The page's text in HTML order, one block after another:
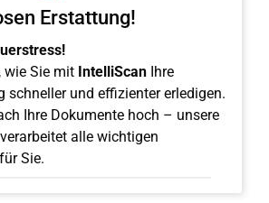
Erstattung!
wie Sie mit IntelliScan Ihre
schneller und effizienter erledigen.
Ihre Dokumente hoch – unsere
alle wichtigen
Sie.